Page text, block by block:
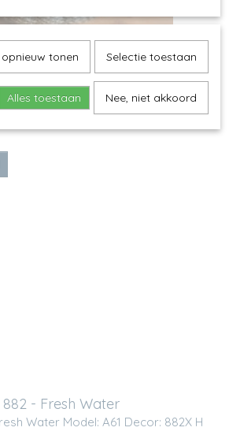
- Sunflower
Model: D40 Decor: 50X H 17 cm, ∅…
- Fresh Water
Water Model: A61 Decor: 882X H
tonen Selectie toestaan
Alles toestaan Nee, niet akkoord